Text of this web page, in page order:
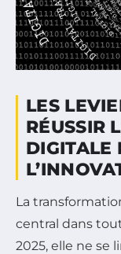
LES
RÉUSSIR
DIGITALE
La
central dans
2025, elle ne se